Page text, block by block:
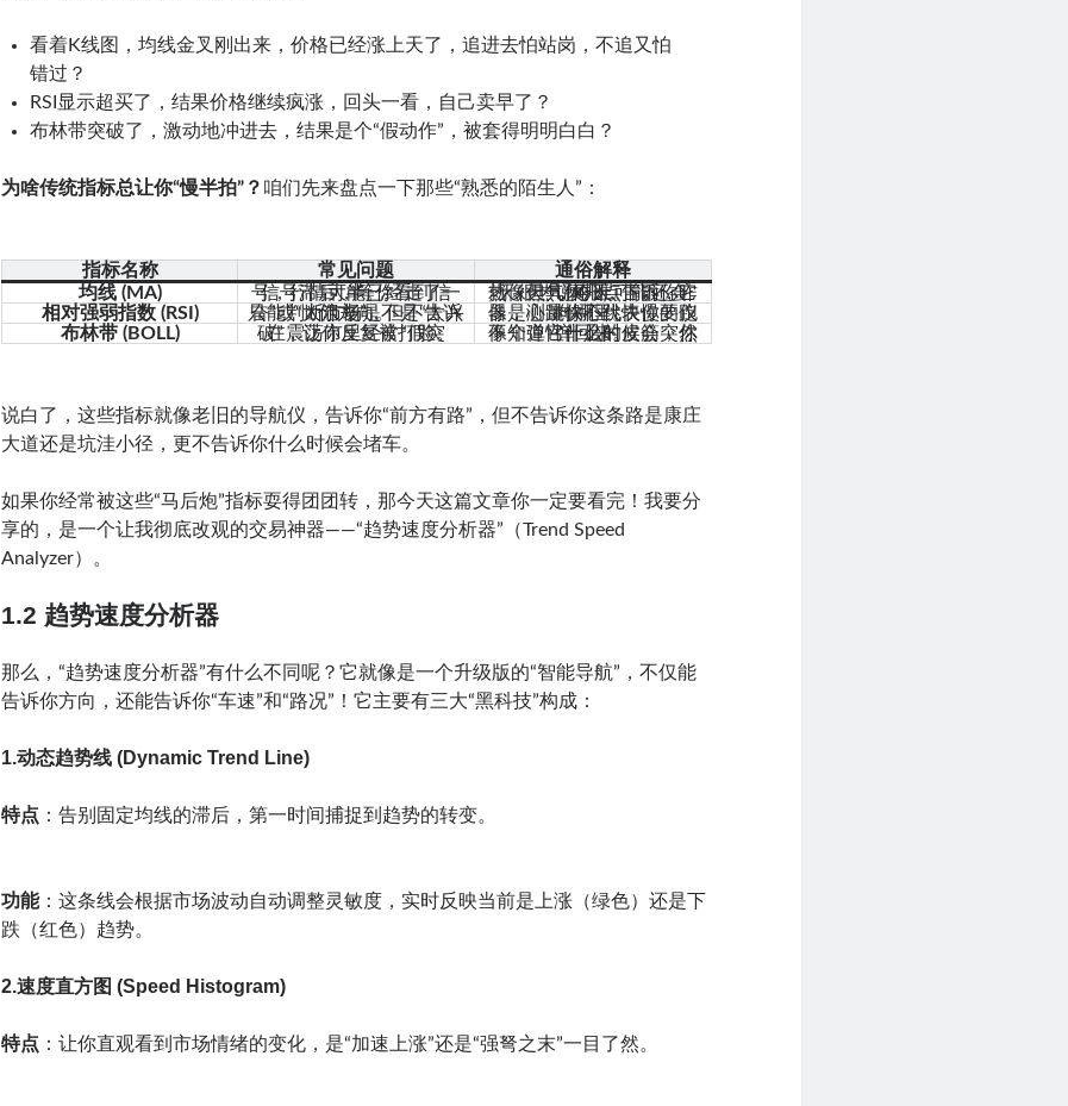
看着K线图，均线金叉刚出来，价格已经涨上天了，追进去怕站岗，不追又怕
错过？
RSI显示超买了，结果价格继续疯涨，回头一看，自己卖早了？
布林带突破了，激动地冲进去，结果是个“假动作”，被套得明明白白？
为啥传统指标总让你“慢半拍”？ 咱们先来盘点一下那些“熟悉的陌生人”：
指标名称 常见问题
通俗解释
均线 (MA)
信号滞后，等你看到信号，行情可能已经走了一大半。
就像天气预报，告诉你昨天很热，今天可能还会热，但具体几点下雨，它说不准。
相对强弱指数 (RSI)
只能判断市场是不是“太兴奋”或“太沮丧”，但不告诉你方向。
像是测量你心跳快慢的仪器，心跳快不代表你要跑向哪里。
布林带 (BOLL)
在震荡市里经常“假突破”，让你反复被打脸。 像个弹性十足的皮筋，你不知道它什么时候会突然弹回来。
说白了，这些指标就像老旧的导航仪，告诉你“前方有路”，但不告诉你这条路是康庄
大道还是坑洼小径，更不告诉你什么时候会堵车。
如果你经常被这些“马后炮”指标耍得团团转，那今天这篇文章你一定要看完！我要分
享的，是一个让我彻底改观的交易神器——“趋势速度分析器”（Trend Speed
Analyzer）。
1.2 趋势速度分析器
那么，“趋势速度分析器”有什么不同呢？它就像是一个升级版的“智能导航”，不仅能
告诉你方向，还能告诉你“车速”和“路况”！它主要有三大“黑科技”构成：
1.动态趋势线 (Dynamic Trend Line)
特点 ：告别固定均线的滞后，第一时间捕捉到趋势的转变。
功能：这条线会根据市场波动自动调整灵敏度，实时反映当前是上涨（绿色）还是下
跌（红色）趋势。
2.速度直方图 (Speed Histogram)
特点 ：让你直观看到市场情绪的变化，是“加速上涨”还是“强弩之末”一目了然。